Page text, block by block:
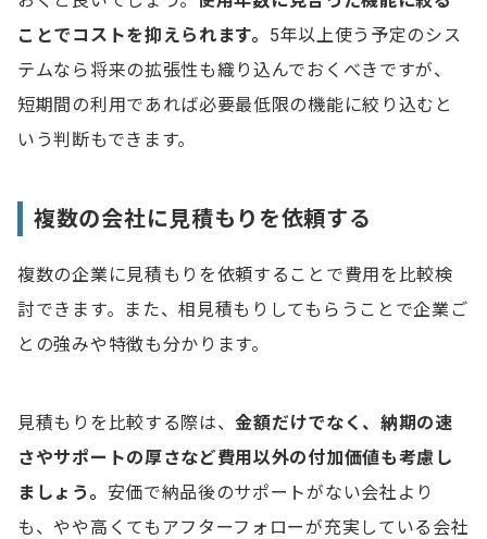
ことでコストを抑えられます。 5年以上使う予定のシス
テムなら将来の拡張性も織り込んでおくべきですが、
短期間の利用であれば必要最低限の機能に絞り込むと
いう判断もできます。
複数の会社に見積もりを依頼する
複数の企業に見積もりを依頼することで費用を比較検
討できます。また、相見積もりしてもらうことで企業ご
との強みや特徴も分かります。
見積もりを比較する際は、金額だけでなく、納期の速
さやサポートの厚さなど費用以外の付加価値も考慮し
ましょう。 安価で納品後のサポートがない会社より
も、やや高くてもアフターフォローが充実している会社